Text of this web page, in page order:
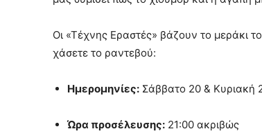
Οι «Τέχνης Εραστές» βάζουν το μεράκι
χάσετε το ραντεβού:
Ημερομηνίες: Σάββατο 20 & Κυριακή
Ώρα προσέλευσης: 21:00 ακριβώς